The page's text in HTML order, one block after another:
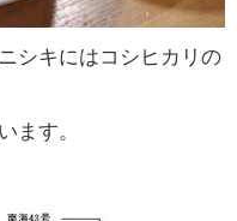
シキにはコシヒカリの
ます。